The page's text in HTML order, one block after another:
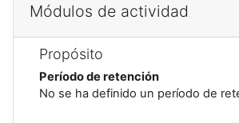
Módulos de actividad
Propósito
Período de retención
No se ha definido un período de